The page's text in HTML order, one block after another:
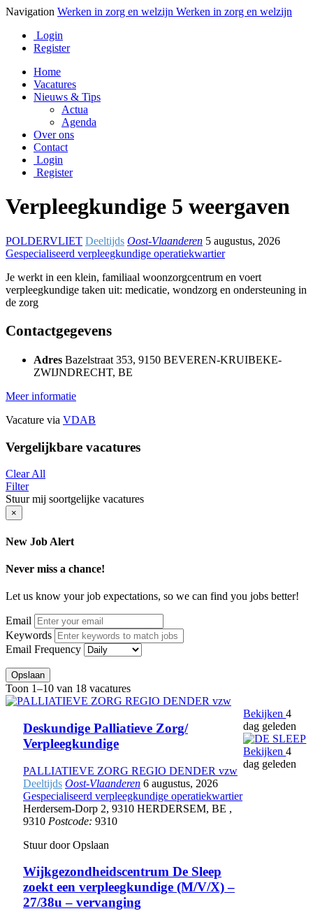
Navigation Werken in zorg en welzijn Werken in zorg en welzijn
Login
Register
Home
Vacatures
Nieuws & Tips
Actua
Agenda
Over ons
Contact
Login
Register
Verpleegkundige 5 weergaven
POLDERVLIET Deeltijds Oost-Vlaanderen 5 augustus, 2026
Gespecialiseerd verpleegkundige operatiekwartier
Je werkt in een klein, familiaal woonzorgcentrum en voert
verpleegkundige taken uit: medicatie, wondzorg en ondersteuning in
de zorg
Contactgegevens
Adres Bazelstraat 353, 9150 BEVEREN-KRUIBEKE-
ZWIJNDRECHT, BE
Meer informatie
Vacature via VDAB
Vergelijkbare vacatures
Clear All
Filter
Stuur mij soortgelijke vacatures
×
New Job Alert
Never miss a chance!
Let us know your job expectations, so we can find you jobs better!
Email
Keywords
Email Frequency
Opslaan
Toon 1–10 van 18 vacatures
Deskundige Palliatieve Zorg/
Verpleegkundige
PALLIATIEVE ZORG REGIO DENDER vzw
Deeltijds Oost-Vlaanderen 6 augustus, 2026
Gespecialiseerd verpleegkundige operatiekwartier
Herdersem-Dorp 2, 9310 HERDERSEM, BE ,
9310 Postcode: 9310
Stuur door Opslaan
Bekijken4
dag geleden
Wijkgezondheidscentrum De Sleep
zoekt een verpleegkundige (M/V/X) –
27/38u – vervanging
Bekijken4
dag geleden